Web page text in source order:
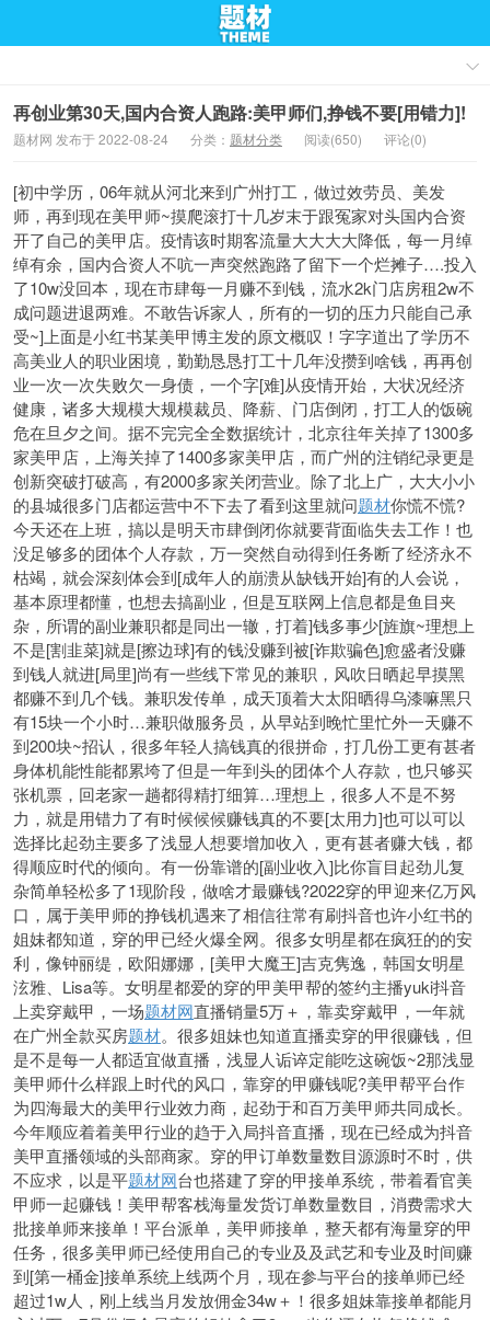
再创业第30天,国内合资人跑路:美甲师们,挣钱不要[用错力]!
题材网 发布于 2022-08-24 分类： 题材分类 阅读(650) 评论(0)
[初中学历，06年就从河北来到广州打工，做过效劳员、美发
师，再到现在美甲师~摸爬滚打十几岁末于跟冤家对头国内合资
开了自己的美甲店。疫情该时期客流量大大大大降低，每一月绰
绰有余，国内合资人不吭一声突然跑路了留下一个烂摊子….投入
了10w没回本，现在市肆每一月赚不到钱，流水2k门店房租2w不
成问题进退两难。不敢告诉家人，所有的一切的压力只能自己承
受~]上面是小红书某美甲博主发的原文概叹！字字道出了学历不
高美业人的职业困境，勤勤恳恳打工十几年没攒到啥钱，再再创
业一次一次失败欠一身债，一个字[难]从疫情开始，大状况经济
健康，诸多大规模大规模裁员、降薪、门店倒闭，打工人的饭碗
危在旦夕之间。据不完完全全数据统计，北京往年关掉了1300多
家美甲店，上海关掉了1400多家美甲店，而广州的注销纪录更是
创新突破打破高，有2000多家关闭营业。除了北上广，大大小小
的县城很多门店都运营中不下去了看到这里就问题材你慌不慌?
今天还在上班，搞以是明天市肆倒闭你就要背面临失去工作！也
没足够多的团体个人存款，万一突然自动得到任务断了经济永不
枯竭，就会深刻体会到[成年人的崩溃从缺钱开始]有的人会说，
基本原理都懂，也想去搞副业，但是互联网上信息都是鱼目夹
杂，所谓的副业兼职都是同出一辙，打着]钱多事少[旌旗~理想上
不是[割韭菜]就是[擦边球]有的钱没赚到被[诈欺骗色]愈盛者没赚
到钱人就进[局里]尚有一些线下常见的兼职，风吹日晒起早摸黑
都赚不到几个钱。兼职发传单，成天顶着大太阳晒得乌漆嘛黑只
有15块一个小时…兼职做服务员，从早站到晚忙里忙外一天赚不
到200块~招认，很多年轻人搞钱真的很拼命，打几份工更有甚者
身体机能性能都累垮了但是一年到头的团体个人存款，也只够买
张机票，回老家一趟都得精打细算…理想上，很多人不是不努
力，就是用错力了有时候候候赚钱真的不要[太用力]也可以可以
选择比起劲主要多了浅显人想要增加收入，更有甚者赚大钱，都
得顺应时代的倾向。有一份靠谱的[副业收入]比你盲目起劲儿复
杂简单轻松多了1现阶段，做啥才最赚钱?2022穿的甲迎来亿万风
口，属于美甲师的挣钱机遇来了相信往常有刷抖音也许小红书的
姐妹都知道，穿的甲已经火爆全网。很多女明星都在疯狂的的安
利，像钟丽缇，欧阳娜娜，[美甲大魔王]吉克隽逸，韩国女明星
泫雅、Lisa等。女明星都爱的穿的甲美甲帮的签约主播yuki抖音
上卖穿戴甲，一场题材网直播销量5万＋，靠卖穿戴甲，一年就
在广州全款买房题材。很多姐妹也知道直播卖穿的甲很赚钱，但
是不是每一人都适宜做直播，浅显人诟谇定能吃这碗饭~2那浅显
美甲师什么样跟上时代的风口，靠穿的甲赚钱呢?美甲帮平台作
为四海最大的美甲行业效力商，起劲于和百万美甲师共同成长。
今年顺应着着美甲行业的趋于入局抖音直播，现在已经成为抖音
美甲直播领域的头部商家。穿的甲订单数量数目源源时不时，供
不应求，以是平题材网台也搭建了穿的甲接单系统，带着看官美
甲师一起赚钱！美甲帮客栈海量发货订单数量数目，消费需求大
批接单师来接单！平台派单，美甲师接单，整天都有海量穿的甲
任务，很多美甲师已经使用自己的专业及及武艺和专业及时间赚
到[第一桶金]接单系统上线两个月，现在参与平台的接单师已经
超过1w人，刚上线当月发放佣金34w＋！很多姐妹靠接单都能月